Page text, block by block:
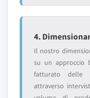
4.
Il nostro
su un approccio
fatturato delle
attraverso